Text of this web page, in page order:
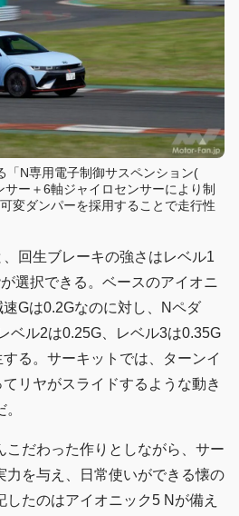
「N専用電子制御サスペンション(
ー＋6軸ジャイロセンサーにより制
変ダンパーを採用することで走行性
回生ブレーキの強さはレベル1
選択できる。ベースのアイオニ
Gは0.2Gなのに対し、Nペダ
ベル2は0.25G、レベル3は0.35G
る。サーキットでは、ターンイ
リヤがスライドするような動き
こだわった作りとしながら、サー
力を与え、日常使いができる懐の
たのはアイオニック5 Nが備え